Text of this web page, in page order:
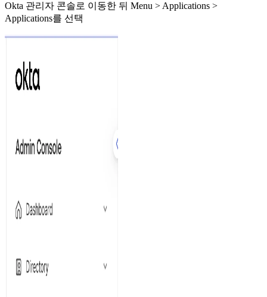
Okta 관리자 콘솔로 이동한 뒤 Menu > Applications >
Applications를 선택